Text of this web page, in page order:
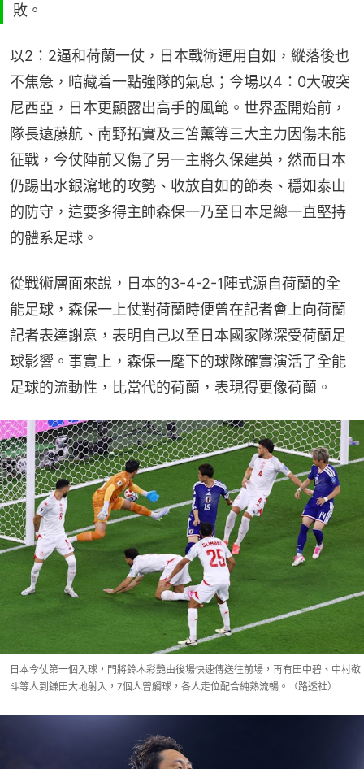
敗。
以2：2逼和荷蘭一仗，日本戰術運用自如，縱落後也
不焦急，暗藏着一點強隊的氣息；今場以4：0大破突
尼西亞，日本更顯露出高手的風範。世界盃開始前，
隊長遠藤航、南野拓實及三笘薰等三大主力因傷未能
征戰，今仗陣前又傷了另一主將久保建英，然而日本
仍踢出水銀瀉地的攻勢、收放自如的節奏、穩如泰山
的防守，這要多得主帥森保一乃至日本足總一直堅持
的體系足球。
從戰術層面來說，日本的3-4-2-1陣式源自荷蘭的全
能足球，森保一上仗對荷蘭時便曾在記者會上向荷蘭
記者表達謝意，表明自己以至日本國家隊深受荷蘭足
球影響。事實上，森保一麾下的球隊確實演活了全能
足球的流動性，比當代的荷蘭，表現得更像荷蘭。
日本今仗第一個入球，門將鈴木彩艷由後場快速傳送往前場，再有田中碧、中村敬
斗等人到鎌田大地射入，7個人曾觸球，各人走位配合純熟流暢。（路透社）